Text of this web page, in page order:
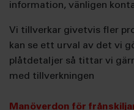
information, vänligen
Vi tillverkar givetvis fler
kan se ett urval av det vi
plåtdetaljer så tittar vi
med tillverkningen
Manöverdon för